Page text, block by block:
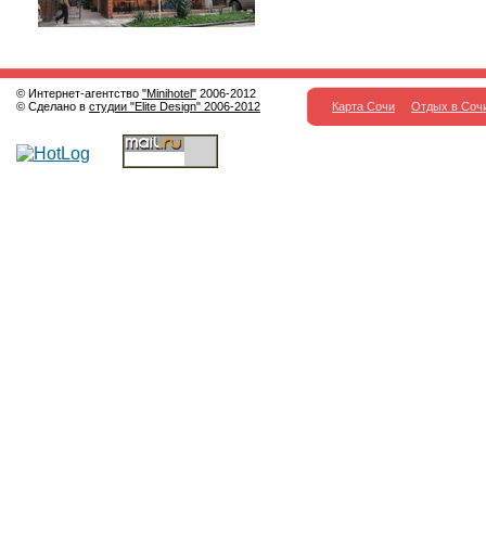
© Интернет-агентство "Minihotel" 2006-2012
© Сделано в студии "Elite Design" 2006-2012 Карта Сочи Отдых в